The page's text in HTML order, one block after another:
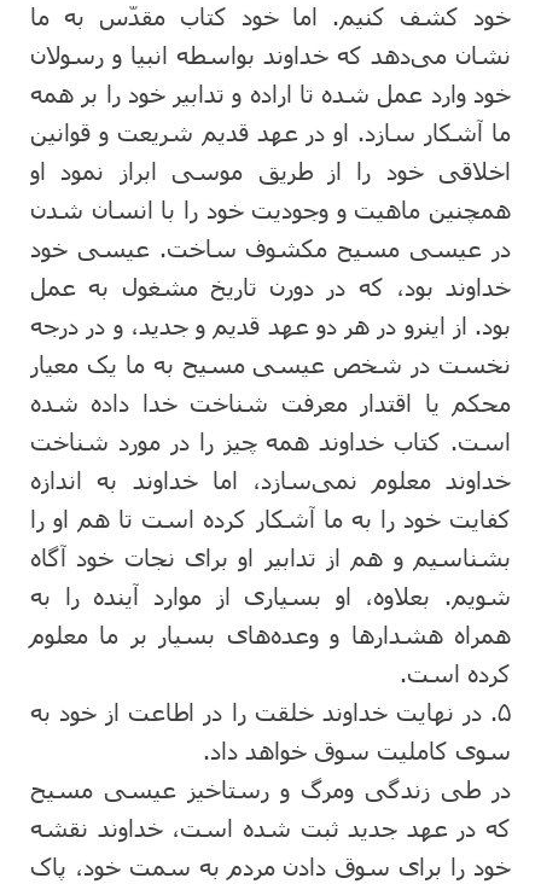
خود کشف کنیم. اما خود کتاب مقدّس به ما
نشان می‌دهد که خداوند بواسطه انبیا و رسولان
خود وارد عمل شده تا اراده و تدابیر خود را بر همه
ما آشکار سازد. او در عهد قدیم شریعت و قوانین
اخلاقی خود را از طریق موسی ابراز نمود او
همچنین ماهیت و وجودیت خود را با انسان شدن
در عیسی مسیح مکشوف ساخت. عیسی خود
خداوند بود، که در دورن تاریخ مشغول به عمل
بود. از اینرو در هر دو عهد قدیم و جدید، و در درجه
نخست در شخص عیسی مسیح به ما یک معیار
محکم یا اقتدار معرفت شناخت خدا داده شده
است. کتاب خداوند همه چیز را در مورد شناخت
خداوند معلوم نمی‌سازد، اما خداوند به اندازه
کفایت خود را به ما آشکار کرده است تا هم او را
بشناسیم و هم از تدابیر او برای نجات خود آگاه
شویم. بعلاوه، او بسیاری از موارد آینده را به
همراه هشدارها و وعده‌های بسیار بر ما معلوم
کرده است.
۵. در نهایت خداوند خلقت را در اطاعت از خود به
سوی کاملیت سوق خواهد داد.
در طی زندگی ومرگ و رستاخیز عیسی مسیح
که در عهد جدید ثبت شده است، خداوند نقشه
خود را برای سوق دادن مردم به سمت خود، پاک